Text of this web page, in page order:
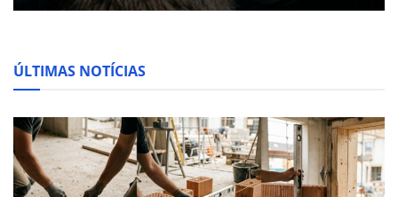
ÚLTIMAS NOTÍCIAS